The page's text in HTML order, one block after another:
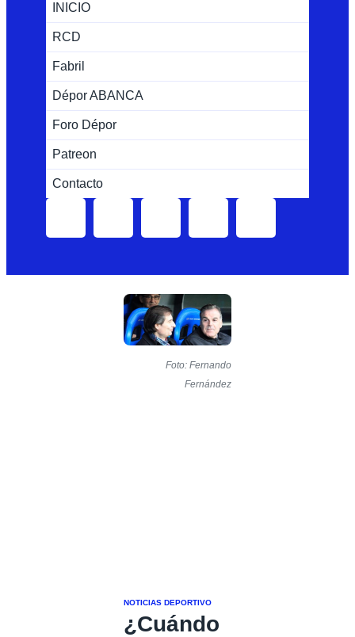
INICIO
RCD
Fabril
Dépor ABANCA
Foro Dépor
Patreon
Contacto
Foto: Fernando
Fernández
NOTICIAS DEPORTIVO
¿Cuándo